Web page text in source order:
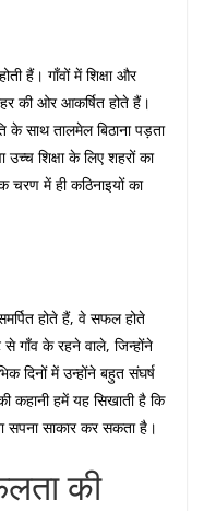
हैं। गाँवों में शिक्षा और
की ओर आकर्षित होते हैं।
साथ तालमेल बिठाना पड़ता
शिक्षा के लिए शहरों का
में ही कठिनाइयों का
होते हैं, वे सफल होते
गाँव के रहने वाले, जिन्होंने
दिनों में उन्होंने बहुत संघर्ष
हमें यह सिखाती है कि
साकार कर सकता है।
की